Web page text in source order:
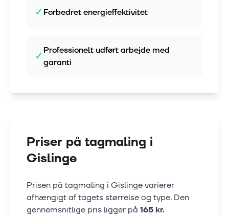
✓Forbedret energieffektivitet
✓Professionelt udført arbejde med
garanti
Priser på tagmaling i
Gislinge
Prisen på tagmaling i Gislingevarierer
afhængigt af tagets størrelse og type. Den
gennemsnitlige pris ligger på 165kr.